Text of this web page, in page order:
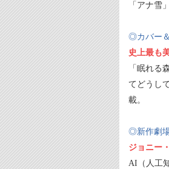
「アナ雪
◎カバー
史上最も
「眠れる
てどうし
載。
◎新作劇
ジョニー
AI（人工